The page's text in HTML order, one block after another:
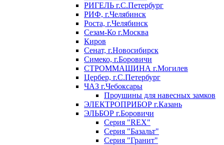
РИГЕЛЬ г.С.Петербург
РИФ, г.Челябинск
Роста, г.Челябинск
Сезам-Ко г.Москва
Киров
Сенат, г.Новосибирск
Симеко, г.Боровичи
СТРОММАШИНА г.Могилев
Цербер, г.С.Петербург
ЧАЗ г.Чебоксары
Проушины для навесных замков
ЭЛЕКТРОПРИБОР г.Казань
ЭЛЬБОР г.Боровичи
Серия "REX"
Серия "Базальт"
Серия "Гранит"